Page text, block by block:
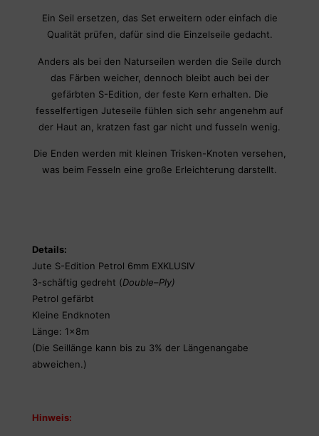
Ein Seil ersetzen, das Set erweitern oder einfach die
Qualität prüfen, dafür sind die Einzelseile gedacht.
Anders als bei den Naturseilen werden die Seile durch
das Färben weicher, dennoch bleibt auch bei der
gefärbten S-Edition, der feste Kern erhalten. Die
fesselfertigen Juteseile fühlen sich sehr angenehm auf
der Haut an, kratzen fast gar nicht und fusseln wenig.
Die Enden werden mit kleinen Trisken-Knoten versehen,
was beim Fesseln eine große Erleichterung darstellt.
Details:
Jute S-Edition Petrol 6mm EXKLUSIV
3-schäftig gedreht (Double–Ply)
Petrol gefärbt
Kleine Endknoten
Länge: 1x8m
(Die Seillänge kann bis zu 3% der Längenangabe
abweichen.)
Hinweis: